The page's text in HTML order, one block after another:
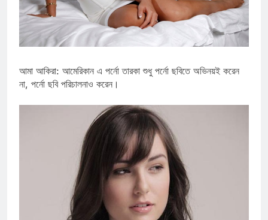
আমা আকিরা: আমেরিকান এ পর্নো তারকা শুধু পর্নো ছবিতে অভিনয়ই করেন
না, পর্নো ছবি পরিচালনাও করেন।